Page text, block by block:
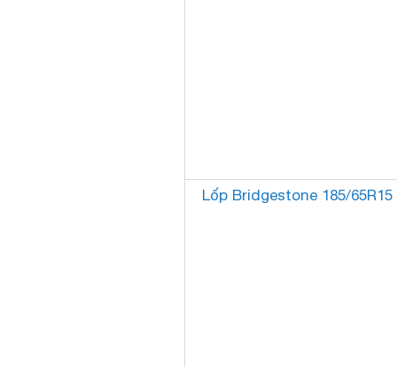
Lốp Bridgestone 185/65R15